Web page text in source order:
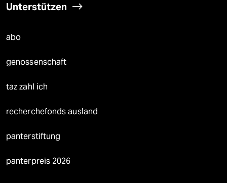
Unterstützen
abo
genossenschaft
taz zahl ich
recherchefonds ausland
panterstiftung
panterpreis 2026